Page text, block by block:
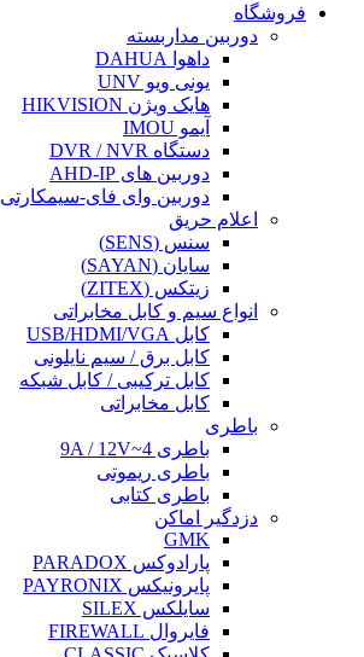
فروشگاه
دوربین مداربسته
داهوا DAHUA
یونی ویو UNV
هایک ویژن HIKVISION
آیمو IMOU
دستگاه DVR / NVR
دوربین های AHD-IP
دوربین وای فای-سیمکارتی
اعلام حریق
سنس (SENS)
سایان (SAYAN)
زیتکس (ZITEX)
انواع سیم و کابل مخابراتی
کابل USB/HDMI/VGA
کابل برق / سیم نایلونی
کابل ترکیبی / کابل شبکه
کابل مخابراتی
باطری
باطری 4~9A / 12V
باطری ریموتی
باطری کتابی
دزدگیر اماکن
GMK
پارادوکس PARADOX
پایرونیکس PAYRONIX
سایلکس SILEX
فایروال FIREWALL